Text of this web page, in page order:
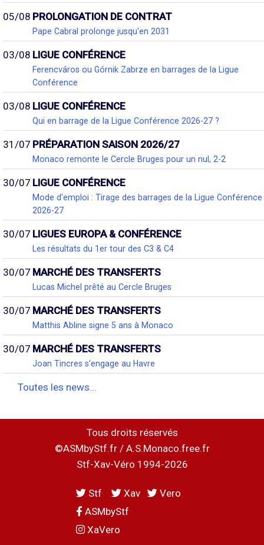
05/08 PROLONGATION DE CONTRAT
Pape Cabral prolonge jusqu'en 2031
03/08 LIGUE CONFÉRENCE
Ferencváros ou Górnik Zabrze en barrages de la Ligue
Conférence
03/08 LIGUE CONFÉRENCE
Qui en barrage de la Ligue Conférence 2026-27 ?
31/07 PRÉPARATION SAISON 2026/27
Monaco remonte le Cercle Bruges pour un nul, 2-2
30/07 LIGUE CONFÉRENCE
Mode d'emploi : Tirage des barrages de la Ligue Conférence
2026-27
30/07 LIGUES EUROPA & CONFÉRENCE
Les résultats du 1er tour des C3 & C4
30/07 MARCHÉ DES TRANSFERTS
Lucas Michel prêté au Cercle Bruges
30/07 MARCHÉ DES TRANSFERTS
Matthis Abline signe 5 ans à Monaco
30/07 MARCHÉ DES TRANSFERTS
Joan Tincres s'engage au Havre
Toutes les news...
Tous droits réservés
©ASMbyStf.fr / A.S.Monaco.free.fr
Stf-Xav-Véro 1994-2026
Stf Xav
Vero
ASMbyStf
XaVero